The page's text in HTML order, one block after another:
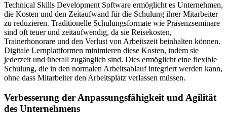
Technical Skills Development Software ermöglicht es Unternehmen,
die Kosten und den Zeitaufwand für die Schulung ihrer Mitarbeiter
zu reduzieren. Traditionelle Schulungsformate wie Präsenzseminare
sind oft teuer und zeitaufwendig, da sie Reisekosten,
Trainerhonorare und den Verlust von Arbeitszeit beinhalten können.
Digitale Lernplattformen minimieren diese Kosten, indem sie
jederzeit und überall zugänglich sind. Dies ermöglicht eine flexible
Schulung, die in den normalen Arbeitsablauf integriert werden kann,
ohne dass Mitarbeiter den Arbeitsplatz verlassen müssen.
Verbesserung der Anpassungsfähigkeit und Agilität
des Unternehmens